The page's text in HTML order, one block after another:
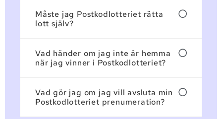
Måste jag Postkodlotteriet rätta
lott själv?
Vad händer om jag inte är hemma
när jag vinner i Postkodlotteriet?
Vad gör jag om jag vill avsluta min
Postkodlotteriet prenumeration?